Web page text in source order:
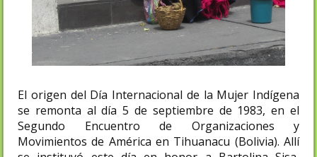
El origen del Día Internacional de la Mujer Indígena
se remonta al día 5 de septiembre de 1983, en el
Segundo Encuentro de Organizaciones y
Movimientos de América en Tihuanacu (Bolivia). Allí